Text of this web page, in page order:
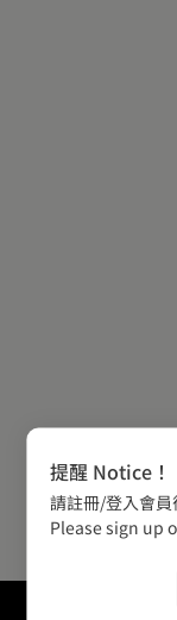
提醒 Notice！
請註冊/登入會
Please sign up